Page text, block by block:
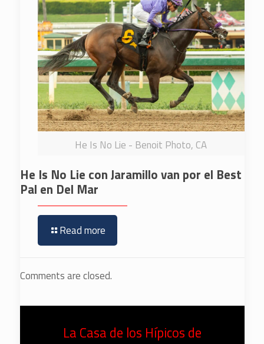
He Is No Lie - Benoit Photo, CA
He Is No Lie con Jaramillo van por el Best
Pal en Del Mar
Read more
Comments are closed.
La Casa de los Hípicos de